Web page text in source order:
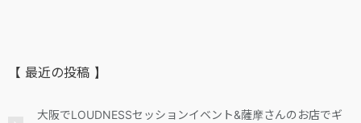
【 最近の投稿 】
大阪でLOUDNESSセッションイベント&薩摩さんのお店でギ